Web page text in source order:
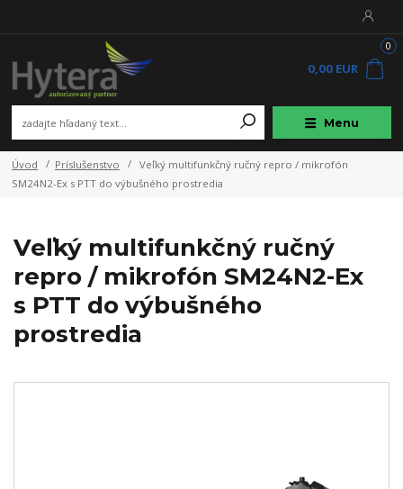
Menu
0
0,00 EUR
Úvod Príslušenstvo
Veľký multifunkčný ručný repro / mikrofón
SM24N2-Ex s PTT do výbušného prostredia
Veľký multifunkčný ručný
repro / mikrofón SM24N2-Ex
s PTT do výbušného
prostredia